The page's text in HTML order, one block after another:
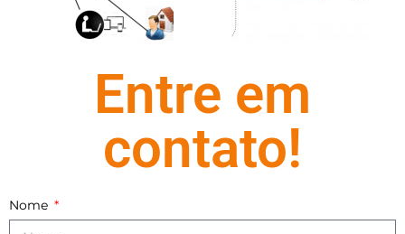
Entre em
contato!
Nome